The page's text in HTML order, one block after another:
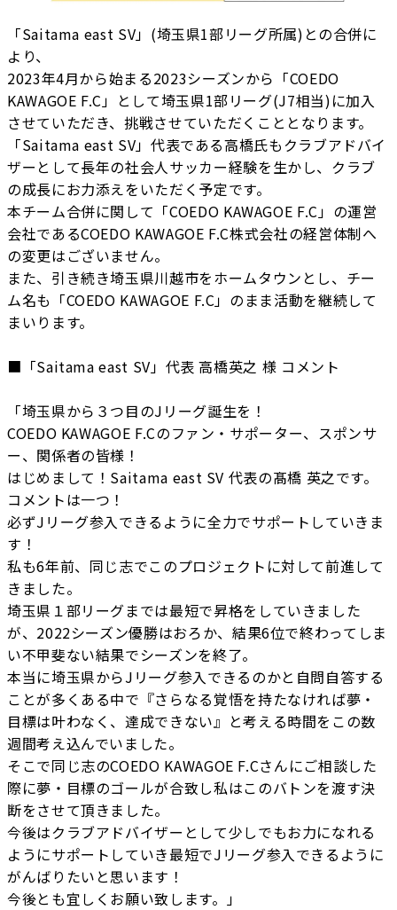
「Saitama east SV」(埼玉県1部リーグ所属)との合併に
より、
2023年4月から始まる2023シーズンから「COEDO
KAWAGOE F.C」として埼玉県1部リーグ(J7相当)に加入
させていただき、挑戦させていただくこととなります。
「Saitama east SV」代表である高橋氏もクラブアドバイ
ザーとして長年の社会人サッカー経験を生かし、クラブ
の成長にお力添えをいただく予定です。
本チーム合併に関して「COEDO KAWAGOE F.C」の運営
会社であるCOEDO KAWAGOE F.C株式会社の経営体制へ
の変更はございません。
また、引き続き埼玉県川越市をホームタウンとし、チー
ム名も「COEDO KAWAGOE F.C」のまま活動を継続して
まいります。
■「Saitama east SV」代表 高橋英之 様 コメント
「埼玉県から３つ目のJリーグ誕生を！
COEDO KAWAGOE F.Cのファン・サポーター、スポンサ
ー、関係者の皆様！
はじめまして！Saitama east SV 代表の髙橋 英之です。
コメントは一つ！
必ずJリーグ参入できるように全力でサポートしていきま
す！
私も6年前、同じ志でこのプロジェクトに対して前進して
きました。
埼玉県１部リーグまでは最短で昇格をしていきました
が、2022シーズン優勝はおろか、結果6位で終わってしま
い不甲斐ない結果でシーズンを終了。
本当に埼玉県からJリーグ参入できるのかと自問自答する
ことが多くある中で『さらなる覚悟を持たなければ夢・
目標は叶わなく、達成できない』と考える時間をこの数
週間考え込んでいました。
そこで同じ志のCOEDO KAWAGOE F.Cさんにご相談した
際に夢・目標のゴールが合致し私はこのバトンを渡す決
断をさせて頂きました。
今後はクラブアドバイザーとして少しでもお力になれる
ようにサポートしていき最短でJリーグ参入できるように
がんばりたいと思います！
今後とも宜しくお願い致します。」